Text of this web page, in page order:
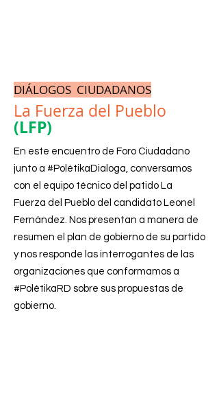
DIÁLOGOS CIUDADANOS
La Fuerza del Pueblo
(LFP)
En este encuentro de Foro Ciudadano
junto a #PolétikaDialoga, conversamos
con el equipo técnico del patido La
Fuerza del Pueblo del candidato Leonel
Fernández. Nos presentan a manera de
resumen el plan de gobierno de su partido
y nos responde las interrogantes de las
organizaciones que conformamos a
#PolétikaRD sobre sus propuestas de
gobierno.